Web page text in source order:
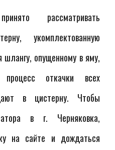
рассматривать
укомплектованную
опущенному в яму,
процесс откачки всех
в цистерну. Чтобы
в г. Черняковка,
на сайте и дождаться